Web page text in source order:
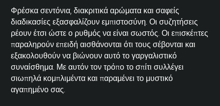
Φρέσκα σεντόνια, διακριτικά αρώματα και σαφείς
διαδικασίες εξασφαλίζουν εμπιστοσύνη. Οι συζητήσεις
ρέουν έτσι ώστε ο ρυθμός να είναι σωστός. Οι επισκέπτες
παραληρούν επειδή αισθάνονται ότι τους σέβονται και
εξακολουθούν να βιώνουν αυτό το γαργαλιστικό
συναίσθημα. Με αυτόν τον τρόπο το σπίτι συλλέγει
σιωπηλά κομπλιμέντα και παραμένει το μυστικό
αγαπημένο σας.